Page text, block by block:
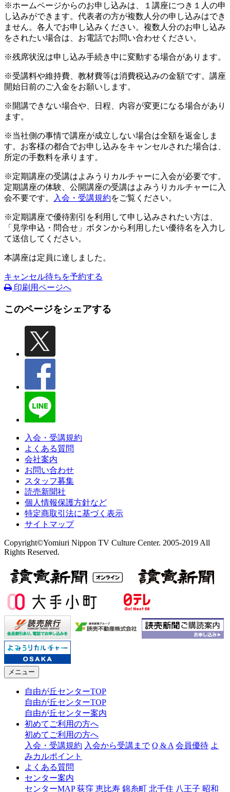
※ホームページからのお申し込みは、１講座につき１人の申
し込みができます。代表者の方が複数人分の申し込みはでき
ません。各人でお申し込みください。複数人分のお申し込み
をされたい場合は、お電話でお問い合わせください。
※残席状況は申し込み手続き中に変動する場合があります。
※受講料や維持費、教材費等は消費税込みの金額です。講座
開始日前のご入金をお願いします。
※開講できない場合や、日程、内容が変更になる場合があり
ます。
※当社側の事情で講座が成立しない場合は全額を返金しま
す。お客様の都合でお申し込みをキャンセルされた場合は、
所定の手数料を承ります。
※定期講座の受講はよみうりカルチャーに入会が必要です。
定期講座の体験、公開講座の受講はよみうりカルチャーに入
会不要です。
入会・受講規約をご覧ください。
※定期講座で優待割引を利用して申し込みされたい方は、
「見学申込・問合せ」ボタンから利用したい優待名を入力し
て送信してください。
本講座は定員に達しました。
キャンセル待ちを予約する
印刷用ページへ
このページをシェアする
入会・受講規約
よくある質問
会社案内
お問い合わせ
スタッフ募集
読売新聞社
個人情報保護方針など
特定商取引法に基づく表示
サイトマップ
Copyright©Yomiuri Nippon TV Culture Center. 2005-2019 All
Rights Reserved.
メニュー
自由が丘センターTOP
自由が丘センターTOP
自由が丘センター案内
初めてご利用の方へ
初めてご利用の方へ
入会・受講規約 入会から受講まで Q & A 会員優待 よ
みカルポイント
よくある質問
センター案内
センターMAP 荻窪 恵比寿 錦糸町 北千住 八王子 昭和